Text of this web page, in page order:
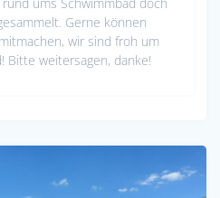
Gerne können
wir sind froh um
Bitte weitersagen, danke!